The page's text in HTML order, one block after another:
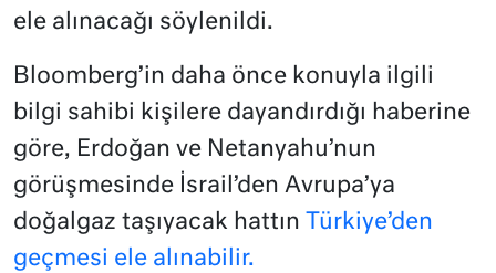
ele alınacağı söylenildi.
Bloomberg’in daha önce konuyla ilgili
bilgi sahibi kişilere dayandırdığı haberine
göre, Erdoğan ve Netanyahu’nun
görüşmesinde İsrail’den Avrupa’ya
doğalgaz taşıyacak hattın Türkiye’den
geçmesi ele alınabilir.